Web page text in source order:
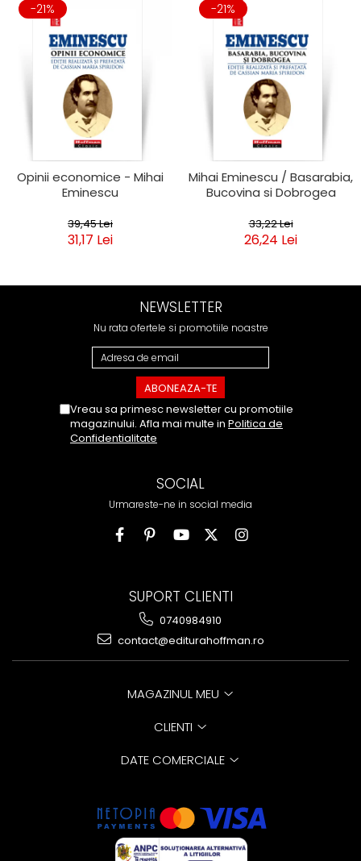
-21%
Opinii economice - Mihai
Eminescu
39,45 Lei
31,17 Lei
-21%
Mihai Eminescu / Basarabia,
Bucovina si Dobrogea
33,22 Lei
26,24 Lei
NEWSLETTER
Nu rata ofertele si promotiile noastre
Vreau sa primesc newsletter cu promotiile
magazinului. Afla mai multe in Politica de
Confidentialitate
SOCIAL
Urmareste-ne in social media
SUPORT CLIENTI
0740984910
contact@editurahoffman.ro
MAGAZINUL MEU
CLIENTI
DATE COMERCIALE